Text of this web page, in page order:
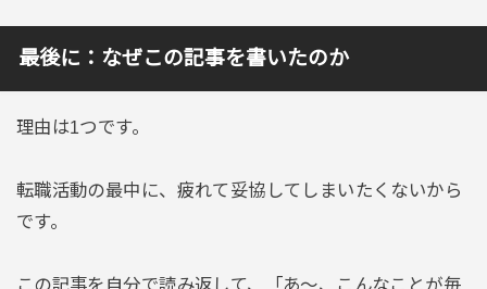
最後に：なぜこの記事を書いたのか
理由は1つです。
転職活動の最中に、疲れて妥協してしまいたくないから
です。
この記事を自分で読み返して、「あ～、こんなことが毎